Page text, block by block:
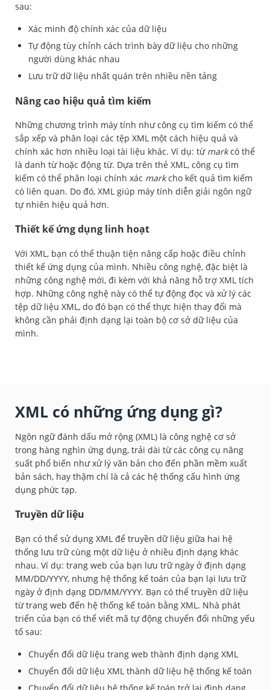
sau:
Xác minh độ chính xác của dữ liệu
Tự động tùy chỉnh cách trình bày dữ liệu cho những
người dùng khác nhau
Lưu trữ dữ liệu nhất quán trên nhiều nền tảng
Nâng cao hiệu quả tìm kiếm
Những chương trình máy tính như công cụ tìm kiếm có thể
sắp xếp và phân loại các tệp XML một cách hiệu quả và
chính xác hơn nhiều loại tài liệu khác. Ví dụ: từ markcó thể
là danh từ hoặc động từ. Dựa trên thẻ XML, công cụ tìm
kiếm có thể phân loại chính xác markcho kết quả tìm kiếm
có liên quan. Do đó, XML giúp máy tính diễn giải ngôn ngữ
tự nhiên hiệu quả hơn.
Thiết kế ứng dụng linh hoạt
Với XML, bạn có thể thuận tiện nâng cấp hoặc điều chỉnh
thiết kế ứng dụng của mình. Nhiều công nghệ, đặc biệt là
những công nghệ mới, đi kèm với khả năng hỗ trợ XML tích
hợp. Những công nghệ này có thể tự động đọc và xử lý các
tệp dữ liệu XML, do đó bạn có thể thực hiện thay đổi mà
không cần phải định dạng lại toàn bộ cơ sở dữ liệu của
mình.
XML có những ứng dụng gì?
Ngôn ngữ đánh dấu mở rộng (XML) là công nghệ cơ sở
trong hàng nghìn ứng dụng, trải dài từ các công cụ năng
suất phổ biến như xử lý văn bản cho đến phần mềm xuất
bản sách, hay thậm chí là cả các hệ thống cấu hình ứng
dụng phức tạp.
Truyền dữ liệu
Bạn có thể sử dụng XML để truyền dữ liệu giữa hai hệ
thống lưu trữ cùng một dữ liệu ở nhiều định dạng khác
nhau. Ví dụ: trang web của bạn lưu trữ ngày ở định dạng
MM/DD/YYYY, nhưng hệ thống kế toán của bạn lại lưu trữ
ngày ở định dạng DD/MM/YYYY. Bạn có thể truyền dữ liệu
từ trang web đến hệ thống kế toán bằng XML. Nhà phát
triển của bạn có thể viết mã tự động chuyển đổi những yếu
tố sau:
Chuyển đổi dữ liệu trang web thành định dạng XML
Chuyển đổi dữ liệu XML thành dữ liệu hệ thống kế toán
Chuyển đổi dữ liệu hệ thống kế toán trở lại định dạng